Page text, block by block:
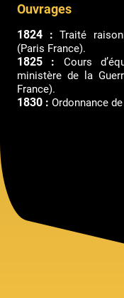
Ouvrages
1824 : Traité
(Paris France).
1825 : Cours
ministère de la
France).
1830 : Ordonnance de